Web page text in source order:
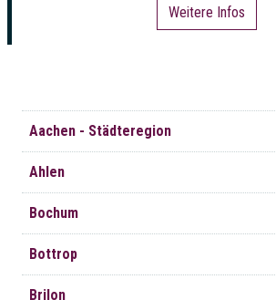
Weitere Infos
Navigation
überspringen
Aachen - Städteregion
Ahlen
Bochum
Bottrop
Brilon